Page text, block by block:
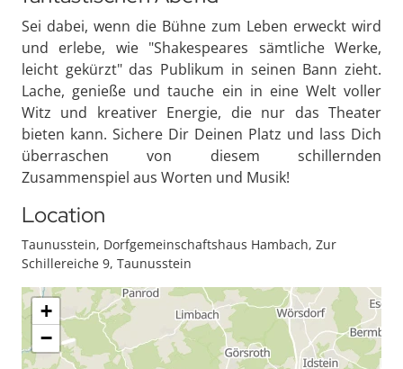
Sei dabei, wenn die Bühne zum Leben erweckt wird
und erlebe, wie "Shakespeares sämtliche Werke,
leicht gekürzt" das Publikum in seinen Bann zieht.
Lache, genieße und tauche ein in eine Welt voller
Witz und kreativer Energie, die nur das Theater
bieten kann. Sichere Dir Deinen Platz und lass Dich
überraschen von diesem schillernden
Zusammenspiel aus Worten und Musik!
Location
Taunusstein, Dorfgemeinschaftshaus Hambach, Zur
Schillereiche 9, Taunusstein
+
−